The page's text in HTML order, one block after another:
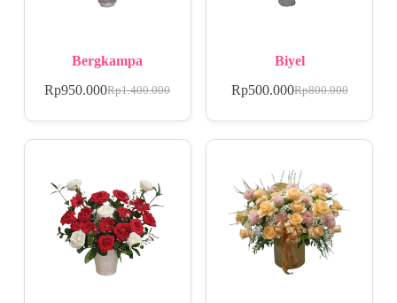
Bergkampa
Rp1.400.000
Rp950.000
Biyel
Rp800.000
Rp500.000